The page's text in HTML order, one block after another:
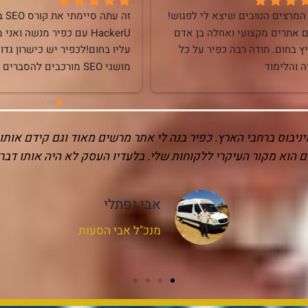
והלימוד
ברחבי הארץ. כפיר בנה לי אתר מרשים מאוד וגם קידם
הוא מקור העיקרי ללקוחות שלי. בלעדיו העסק לא היה אותו
אבי נפתלי
מנכ"ל אבי הסעות